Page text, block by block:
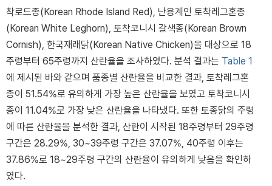
착로드종(Korean Rhode Island Red), 난용계인 토착레그혼종
(Korean White Leghorn), 토착코니시 갈색종(Korean Brown
Cornish), 한국재래닭(Korean Native Chicken)을 대상으로 18
주령부터 65주령까지 산란율을 조사하였다. 분석 결과는 Table 1
에 제시된 바와 같으며 품종별 산란율을 비교한 결과, 토착레그혼
종이 51.54%로 유의하게 가장 높은 산란율을 보였고 토착코니시
종이 11.04%로 가장 낮은 산란율을 나타냈다. 또한 토종닭의 주령
에 따른 산란율을 분석한 결과, 산란이 시작된 18주령부터 29주령
구간은 28.29%, 30~39주령 구간은 37.07%, 40주령 이후는
37.86%로 18~29주령 구간의 산란율이 유의하게 낮음을 확인하
였다.